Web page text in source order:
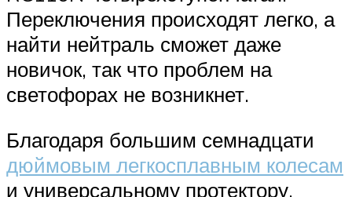
Переключения происходят легко, а
найти нейтраль сможет даже
новичок, так что проблем на
светофорах не возникнет.
Благодаря большим семнадцати
дюймовым легкосплавным колесам
и универсальному протектору,